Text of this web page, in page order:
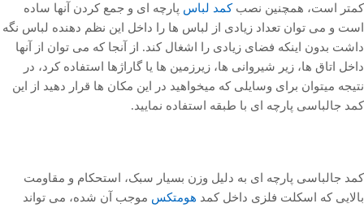
کمتر است، همچنین نصبکمد لباس پارچه ای و جمع کردن آنها ساده
است و می توان تعداد زیادی از لباس ها را داخل این نظم دهنده لباس نگه
داشت بدون اینکه فضای زیادی را اشغال کند. از آنجا که می توان از آنها
داخل اتاق ها، زیر شیروانی ها، زیرزمین ها یا گاراژها استفاده کرد، در
نتیجه میتوان برای وسایلی که میخواهید در این مکان ها قرار دهید از این
کمد جالباسی پارچه ای با طبقه استفاده نمایید.
کمد جالباسی پارچه ای به دلیل وزن بسیار سبک، استحکام و مقاومت
بالایی که اسکلت فلزی داخل کمد هومتکس موجب آن شده، می تواند